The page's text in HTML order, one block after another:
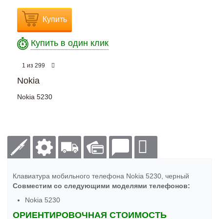
Купить
Купить в один клик
1 из 299
Nokia
Nokia 5230
Клавиатура мобильного телефона Nokia 5230, черный
Совместим со следующими моделями телефонов:
Nokia 5230
ОРИЕНТИРОВОЧНАЯ СТОИМОСТЬ